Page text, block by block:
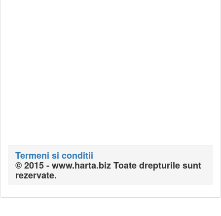
Termeni si conditii
© 2015 - www.harta.biz Toate drepturile sunt
rezervate.